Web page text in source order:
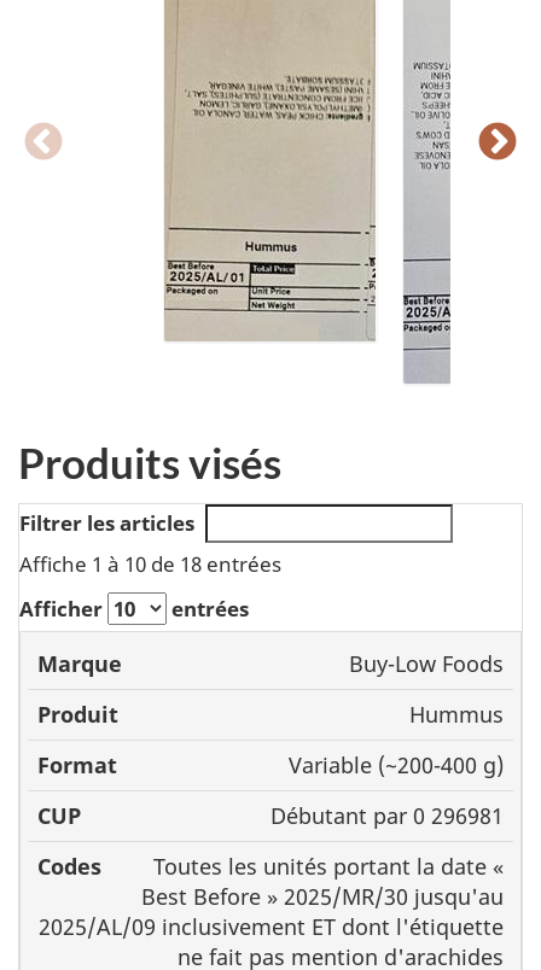
Produits visés
Filtrer les articles
Affiche 1 à 10 de 18 entrées
Afficher
entrées
Marque Produit Format
Buy-Low Foods
Hummus
Variable (~200-400 g)
Débutant par 0 296981
Toutes les unités portant la date «
Best Before » 2025/MR/30 jusqu'au
2025/AL/09 inclusivement ET dont l'étiquette
ne fait pas mention d'arachides